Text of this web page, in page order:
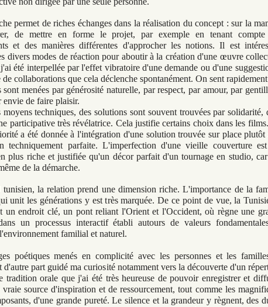
permet de riches échanges dans la réalisation du concept : sur la
de mettre en forme le projet, par exemple en tenant compte
et des manières différentes d'approcher les notions. Il est
divers modes de réaction pour aboutir à la création d'une œuvre
été interpellée par l'effet vibratoire d'une demande ou d'une
de collaborations que cela déclenche spontanément. On sent
sont menées par générosité naturelle, par respect, par amour, par
envie de faire plaisir.
moyens techniques, des solutions sont souvent trouvées par solidarité,
participative très révélatrice. Cela justifie certains choix dans les
a été donnée à l'intégration d'une solution trouvée sur place plutôt
techniquement parfaite. L'imperfection d'une vieille couverture
plus riche et justifiée qu'un décor parfait d'un tournage en studio,
de la démarche.
tunisien, la relation prend une dimension riche. L'importance de la
unit les générations y est très marquée. De ce point de vue, la
un endroit clé, un pont reliant l'Orient et l'Occident, où règne une
un processus interactif établi autours de valeurs
familial et naturel.
poétiques menés en complicité avec les personnes et les
d'autre part guidé ma curiosité notamment vers la découverte d'un
tradition orale que j'ai été très heureuse de pouvoir enregistrer et
source d'inspiration et de ressourcement, tout comme les
d'une grande pureté. Le silence et la grandeur y règnent, des